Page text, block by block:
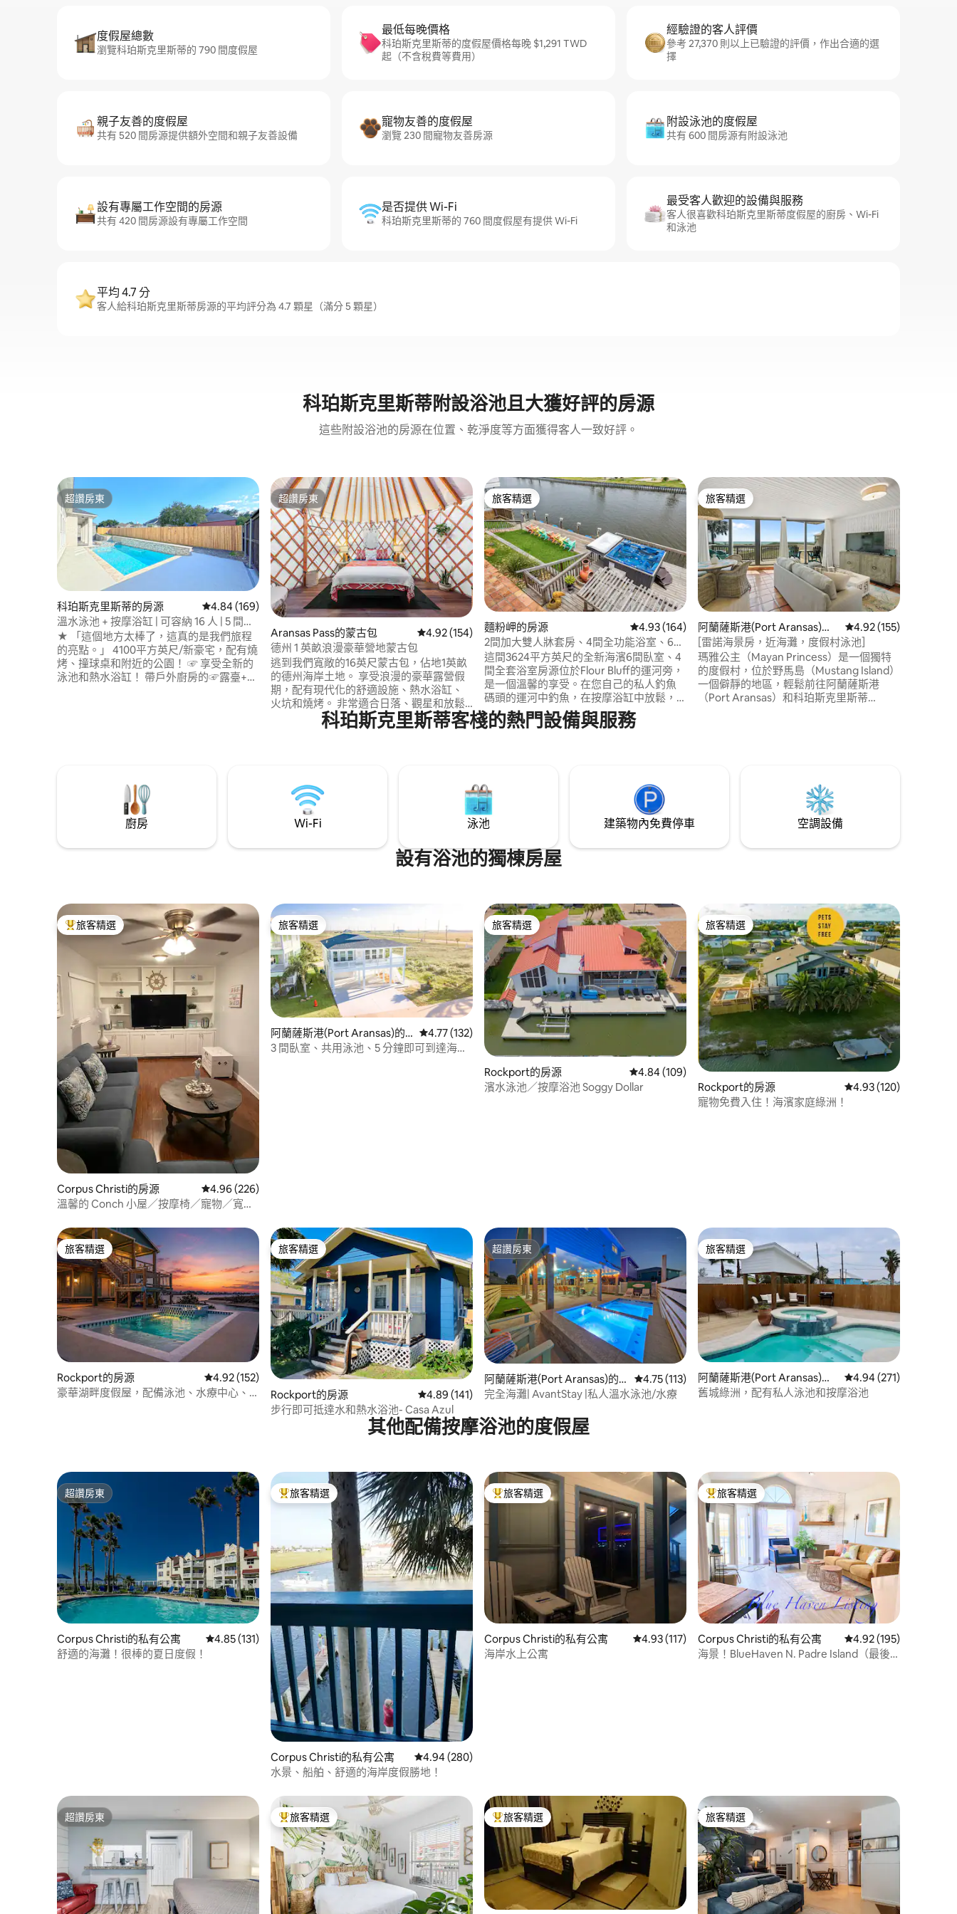
度假屋總數
瀏覽科珀斯克里斯蒂的 790 間度假屋
最低每晚價格
科珀斯克里斯蒂的度假屋價格每晚 $1,291 TWD
起（不含稅費等費用）
經驗證的客人評價
參考 27,370 則以上已驗證的評價，作出合適的選
擇
親子友善的度假屋
共有 520 間房源提供額外空間和親子友善設備
寵物友善的度假屋
瀏覽 230 間寵物友善房源
附設泳池的度假屋
共有 600 間房源有附設泳池
設有專屬工作空間的房源
共有 420 間房源設有專屬工作空間
是否提供 Wi-Fi
科珀斯克里斯蒂的 760 間度假屋有提供 Wi-Fi
最受客人歡迎的設備與服務
客人很喜歡科珀斯克里斯蒂度假屋的廚房、Wi-Fi
和泳池
平均 4.7 分
客人給科珀斯克里斯蒂房源的平均評分為 4.7 顆星（滿分 5 顆星）
科珀斯克里斯蒂附設浴池且大獲好評的房源
這些附設浴池的房源在位置、乾淨度等方面獲得客人一致好評。
超讚房東
超讚房東
科珀斯克里斯蒂的房源 從 169 則評價中獲得 4.84 的平均評分（滿分 5 分）
4.84 (169)
溫水泳池 + 按摩浴缸 | 可容納 16 人 | 5 間臥
室
★ 「這個地方太棒了，這真的是我們旅程
的亮點。」 4100平方英尺/新豪宅，配有燒
烤、撞球桌和附近的公園！ ☞ 享受全新的
泳池和熱水浴缸！ 帶戶外廚房的☞露臺+燒
超讚房東
超讚房東
Aransas Pass的蒙古包 從 154 則評價中獲得 4.92 的平均評分（滿分 5 分）
4.92 (154)
德州 1 英畝浪漫豪華營地蒙古包
逃到我們寬敞的16英尺蒙古包，佔地1英畝
的德州海岸土地。 享受浪漫的豪華露營假
期，配有現代化的舒適設施、熱水浴缸、
火坑和燒烤。 非常適合日落、觀星和放鬆
身心的度假勝地。 附近 •洛克波特海灘：10
外費用，提前24小時通知），可加熱或不
加熱。沒有噴射。
旅客精選
旅客精選
麵粉岬的房源 從 164 則評價中獲得 4.93 的平均評分（滿分 5 分）
4.93 (164)
2間加大雙人牀套房、4間全功能浴室、6間
臥室、Gig網路
這間3624平方英尺的全新海濱6間臥室、4
間全套浴室房源位於Flour Bluff的運河旁，
是一個溫馨的享受。在您自己的私人釣魚
碼頭的運河中釣魚，在按摩浴缸中放鬆，
或在配有電視和火坑的戶外綠洲中放鬆。
從後院觀賞美麗的鳥兒起飛，並在1/4英里
旅客精選
旅客精選
阿蘭薩斯港(Port Aransas)的
公寓
從 155 則評價中獲得
4.92 (155)
[雷諾海景房，近海灘，度假村泳池]
瑪雅公主（Mayan Princess）是一個獨特
的度假村，位於野馬島（Mustang Island）
一個僻靜的地區，輕鬆前往阿蘭薩斯港
（Port Aransas）和科珀斯克里斯蒂
科珀斯克里斯蒂客棧的熱門設備與服務
廚房 Wi-Fi 泳池 建築物內免費停車 空調設備
設有浴池的獨棟房屋
旅客精選榜首
旅客精選
Corpus Christi的房源 從 226 則評價中獲得 4.96 的平均評分（滿分 5 分）
4.96 (226)
溫馨的 Conch 小屋／按摩椅／寵物／寬敞
旅客精選
旅客精選
阿蘭薩斯港(Port Aransas)的
房源
從 132 則評價中獲得 4.77 的平均評分（滿分 5 分）
4.77 (132)
3 間臥室、共用泳池、5 分鐘即可到達海
旅客精選
旅客精選
Rockport的房源 從 109 則評價中獲得 4.84 的平均評分（滿分 5 分）
4.84 (109)
濱水泳池／按摩浴池 Soggy Dollar
旅客精選
旅客精選
Rockport的房源 從 120 則評價中獲得
4.93 (120)
寵物免費入住！海濱家庭綠洲！
旅客精選
旅客精選
Rockport的房源 從 152 則評價中獲得 4.92 的平均評分（滿分 5 分）
4.92 (152)
豪華湖畔度假屋，配備泳池、水療中心、
旅客精選
旅客精選
Rockport的房源 從 141 則評價中獲得 4.89 的平均評分（滿分 5 分）
4.89 (141)
步行即可抵達水和熱水浴池- Casa Azul
超讚房東
超讚房東
阿蘭薩斯港(Port Aransas)的
房源
從 113 則評價中獲得 4.75 的平均評分（滿分 5 分）
4.75 (113)
完全海灘| AvantStay |私人溫水泳池/水療
旅客精選
旅客精選
阿蘭薩斯港(Port Aransas)的
房源
從 271 則評價中獲得
4.94 (271)
舊城綠洲，配有私人泳池和按摩浴池
其他配備按摩浴池的度假屋
超讚房東
超讚房東
Corpus Christi的私有公寓 從 131 則評價中獲得 4.85 的平均評分（滿分 5 分）
4.85 (131)
舒適的海灘！很棒的夏日度假！
旅客精選榜首
旅客精選
Corpus Christi的私有公寓 從 280 則評價中獲得 4.94 的平均評分（滿分 5 分）
4.94 (280)
水景、船舶、舒適的海岸度假勝地！
旅客精選榜首
旅客精選
Corpus Christi的私有公寓 從 117 則評價中獲得 4.93 的平均評分（滿分 5 分）
4.93 (117)
海岸水上公寓
旅客精選榜首
旅客精選
Corpus Christi的私有公寓 從 195 則評價中獲得
4.92 (195)
海景！BlueHaven N. Padre Island（最後
超讚房東
超讚房東 旅客精選榜首
旅客精選 旅客精選榜首
旅客精選 旅客精選
旅客精選